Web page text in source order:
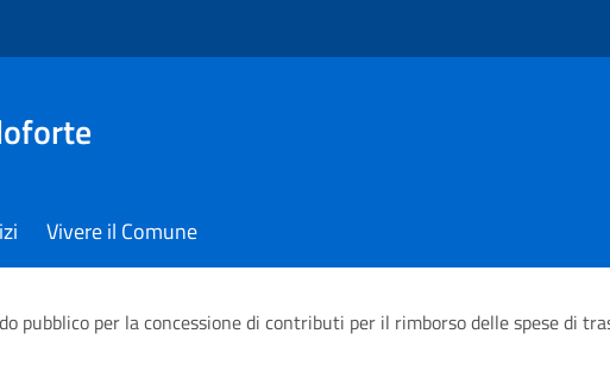
Vivere il Comune
pubblico per la concessione di contributi per il rimborso delle spese di